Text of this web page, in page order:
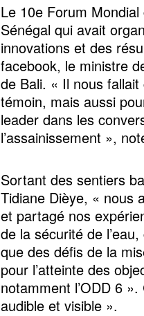
Le 10e Forum Mondial
Sénégal qui avait
innovations et des
facebook, le ministre
de Bali. « Il nous
témoin, mais aussi
leader dans les
l’assainissement »,
Sortant des sentiers
Tidiane Dièye, « nous
et partagé nos
de la sécurité de
que des défis de la
pour l’atteinte des
notamment l’ODD 6
audible et visible ».